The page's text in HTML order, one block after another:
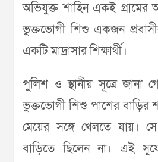
অভিযুক্ত শাহিন একই গ্রামের
ভুক্তভোগী শিশু একজন
একটি মাদ্রাসার শিক্ষার্থী।
পুলিশ ও স্থানীয় সূত্রে জানা
ভুক্তভোগী শিশু পাশের বাড়ির
মেয়ের সঙ্গে খেলতে যায়। সে
বাড়িতে ছিলেন না। এই